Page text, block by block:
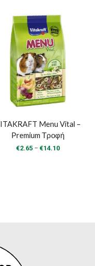
Menu Vital –
Premium Τροφή
€2.65 – €14.10Price